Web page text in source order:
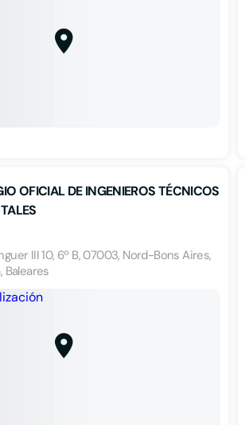
OFICIAL DE INGENIEROS TÉCNICOS
III 10, 6º B, 07003, Nord-Bons Aires,
Baleares